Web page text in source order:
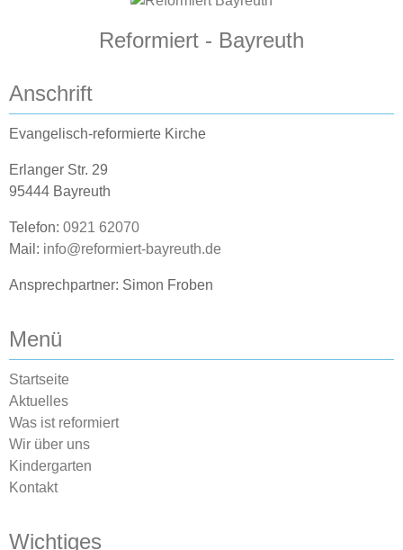
Reformiert - Bayreuth
Anschrift
Evangelisch-reformierte Kirche
Erlanger Str. 29
95444 Bayreuth
Telefon: 0921 62070
Mail: info@reformiert-bayreuth.de
Ansprechpartner: Simon Froben
Menü
Startseite
Aktuelles
Was ist reformiert
Wir über uns
Kindergarten
Kontakt
Wichtiges